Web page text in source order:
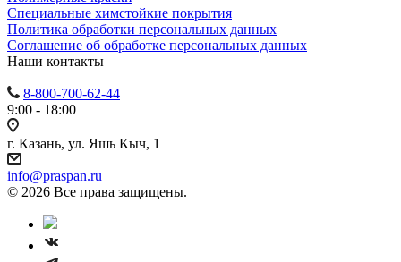
Специальные химстойкие покрытия
Политика обработки персональных данных
Cоглашение об обработке персональных данных
Наши контакты
8-800-700-62-44
9:00 - 18:00
г. Казань, ул. Яшь Кыч, 1
info@praspan.ru
© 2026 Все права защищены.